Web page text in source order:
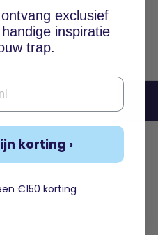
exclusief
inspiratie
trap.
korting ›
€150 korting